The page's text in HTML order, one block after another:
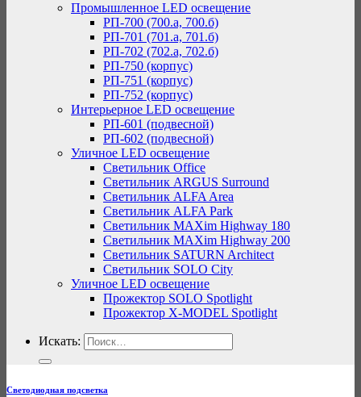
Промышленное LED освещение
РП-700 (700.а, 700.б)
РП-701 (701.а, 701.б)
РП-702 (702.а, 702.б)
РП-750 (корпус)
РП-751 (корпус)
РП-752 (корпус)
Интерьерное LED освещение
РП-601 (подвесной)
РП-602 (подвесной)
Уличное LED освещение
Светильник Office
Светильник ARGUS Surround
Светильник ALFA Area
Светильник ALFA Park
Светильник MAXim Highway 180
Светильник MAXim Highway 200
Светильник SATURN Architect
Светильник SOLO City
Уличное LED освещение
Прожектор SOLO Spotlight
Прожектор X-MODEL Spotlight
Искать:
Светодиодная подсветка